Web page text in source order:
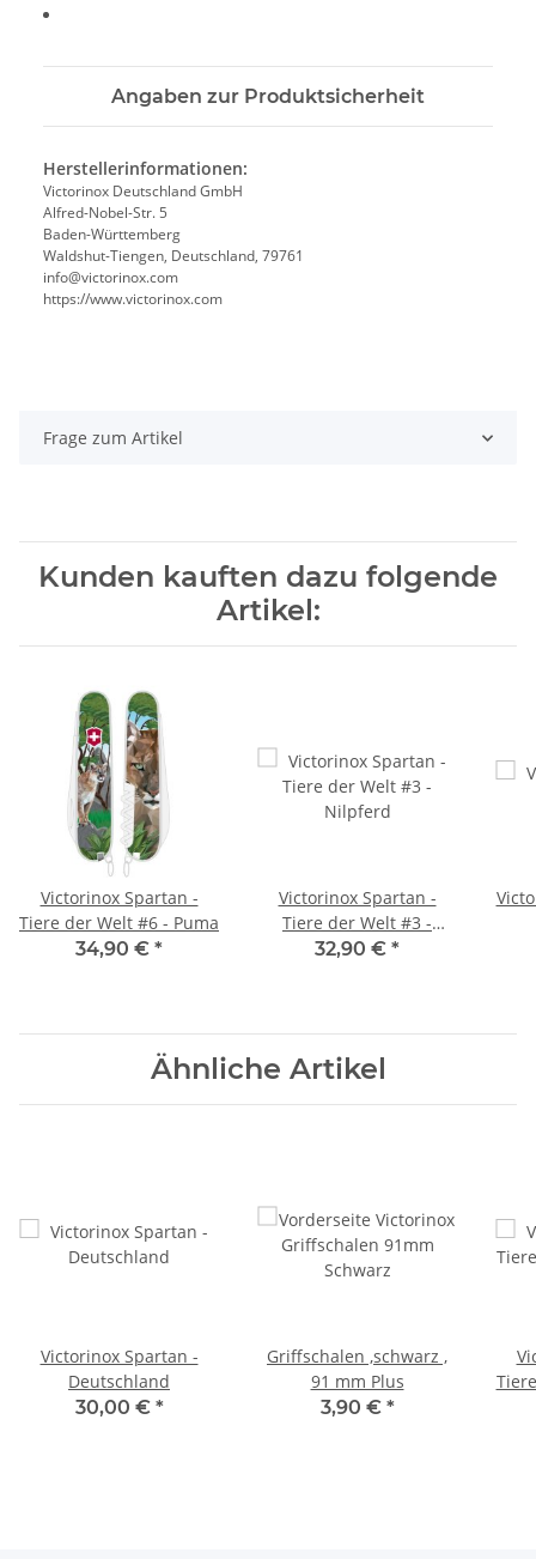
Angaben zur Produktsicherheit
Herstellerinformationen:
Victorinox Deutschland GmbH
Alfred-Nobel-Str. 5
Baden-Württemberg
Waldshut-Tiengen, Deutschland, 79761
info@victorinox.com
https://www.victorinox.com
Frage zum Artikel
Kunden kauften dazu folgende
Artikel:
Victorinox Spartan -
Tiere der Welt #6 - Puma
34,90 € *
Victorinox Spartan -
Tiere der Welt #3 -
Nilpferd
32,90 € *
Ähnliche Artikel
Victorinox Spartan -
Deutschland
30,00 € *
Griffschalen ,schwarz ,
91 mm Plus
3,90 € *